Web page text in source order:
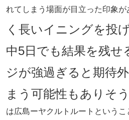
れてしまう場面が目立った印象が
く長いイニングを投
中5日でも結果を残せ
ジが強過ぎると期待
まう可能性もありそ
は広島ーヤクルトルートという